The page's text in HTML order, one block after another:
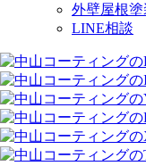
外壁屋根塗
LINE相談